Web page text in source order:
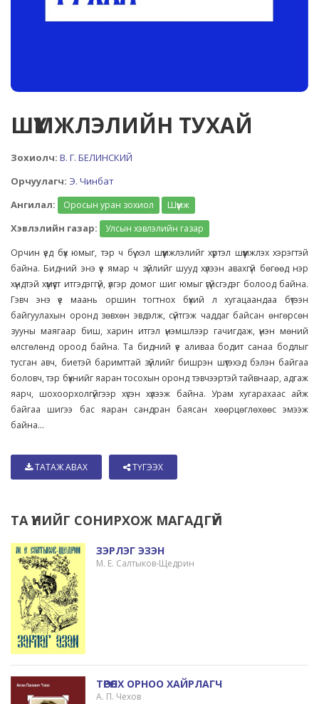
ШҮҮМЖЛЭЛИЙН ТУХАЙ
Зохиолч: В. Г. БЕЛИНСКИЙ
Орчуулагч: Э. Чинбат
Ангилал:
Оросын уран зохиол Шүүмж
Хэвлэлийн газар:
Улсын хэвлэлийн газар
Орчин үед бүх юмыг, тэр ч бүү хэл шүүмжлэлийг хүртэл шүүмжлэх хэрэгтэй
байна. Бидний энэ үе ямар ч зүйлийг шууд хүлээн авахгүй бөгөөд нэр
хүндтэй хүмүүст итгэдэггүй, үлгэр домог шиг юмыг үгүйсгэдэг болоод байна.
Гэвч энэ үе маань оршин тогтнох бүхий л хугацаандаа бүтээн
байгуулахын оронд зөвхөн эвдэлж, сүйтгэж чаддаг байсан өнгөрсөн
зууны маягаар биш, харин итгэл үнэмшлээр гачигдаж, үнэн мөний
өлсгөлөнд ороод байна. Та бидний үе аливаа бодит санаа бодлыг
тусган авч, биетэй баримттай зүйлийг бишрэн шүтэхэд бэлэн байгаа
боловч, тэр бүхнийг яаран тосохын оронд тэвчээртэй тайвнаар, адгаж
яарч, шохоорхолгүйгээр хүсэн хүлээж байна. Урам хугарахаас айж
байгаа шигээ бас яаран сандран баясан хөөрцөглөхөөс эмээж
байна...
ТАТАЖ АВАХ ТҮГЭЭХ
ТА ҮҮНИЙГ СОНИРХОЖ МАГАДГҮЙ
ЗЭРЛЭГ ЭЗЭН
М. Е. Салтыков-Щедрин
ТӨРӨЛХ ОРНОО ХАЙРЛАГЧ
А. П. Чехов